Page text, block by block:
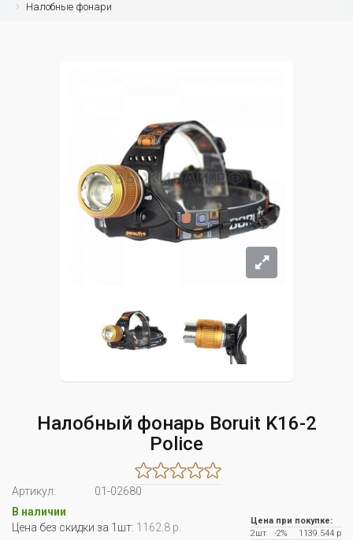
Налобные фонари
Налобный фонарь Boruit K16-2
Police
Артикул:
01-02680
В наличии
Цена без скидки за 1шт: 1162.8 р.
Цена при покупке:
2шт
-2%
1139.544 р